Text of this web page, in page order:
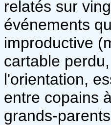
relatés sur
événements
improductive
cartable
l'orientation,
entre copains
grands-